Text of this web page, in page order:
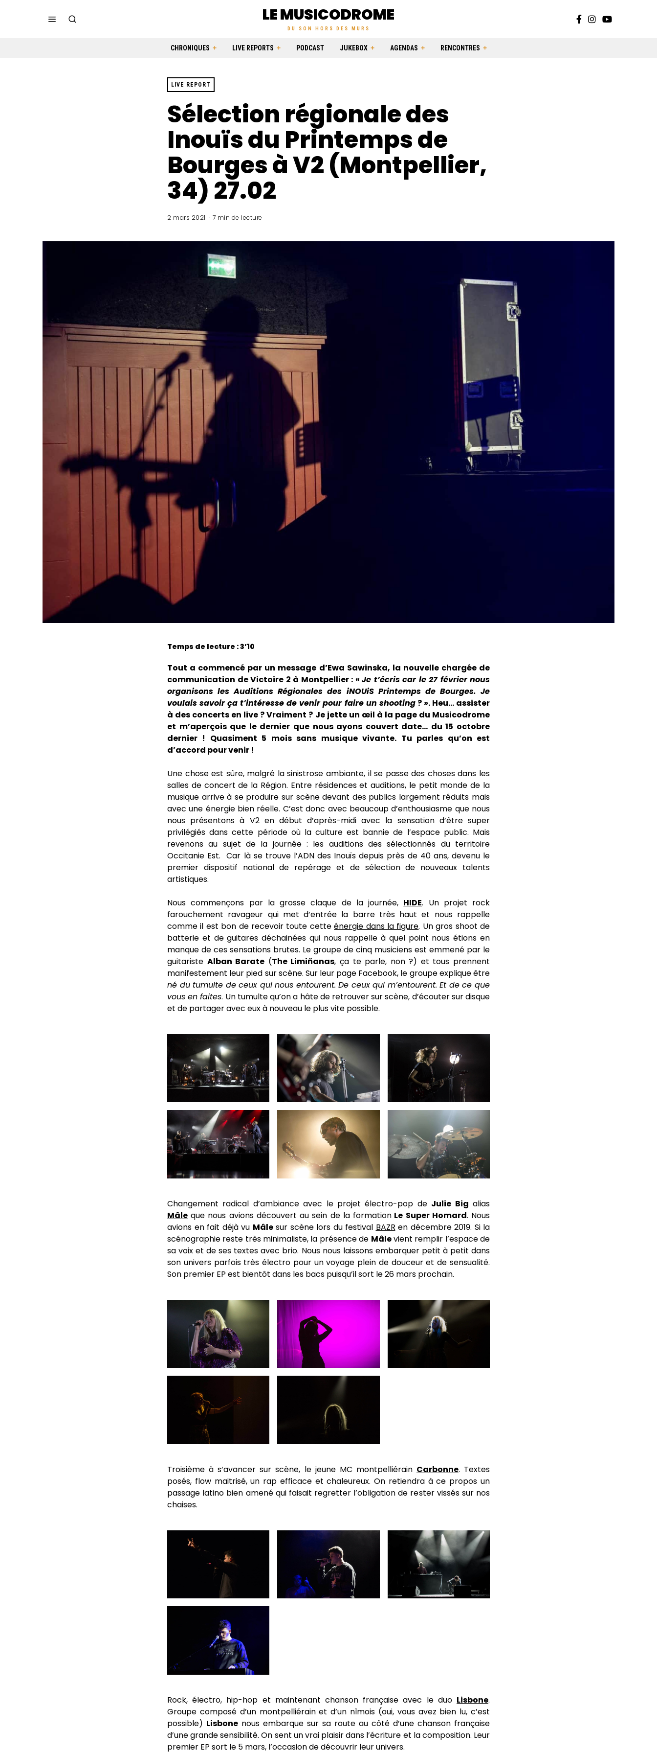
LE MUSICODROME
DU SON HORS DES MURS
CHRONIQUES LIVE REPORTS PODCAST JUKEBOX AGENDAS RENCONTRES
LIVE REPORT
Sélection régionale des
Inouïs du Printemps de
Bourges à V2 (Montpellier,
34) 27.02
2 mars 2021 7 min de lecture
Temps de lecture : 3’10
Tout a commencé par un message d’Ewa Sawinska, la nouvelle chargée de
communication de Victoire 2 à Montpellier : « Je t’écris car le 27 février nous
organisons les Auditions Régionales des iNOUiS Printemps de Bourges. Je
voulais savoir ça t’intéresse de venir pour faire un shooting? ». Heu… assister
à des concerts en live ? Vraiment ? Je jette un œil à la page du Musicodrome
et m’aperçois que le dernier que nous ayons couvert date… du 15 octobre
dernier ! Quasiment 5 mois sans musique vivante. Tu parles qu’on est
d’accord pour venir !
Une chose est sûre, malgré la sinistrose ambiante, il se passe des choses dans les
salles de concert de la Région. Entre résidences et auditions, le petit monde de la
musique arrive à se produire sur scène devant des publics largement réduits mais
avec une énergie bien réelle. C’est donc avec beaucoup d’enthousiasme que nous
nous présentons à V2 en début d’après-midi avec la sensation d’être super
privilégiés dans cette période où la culture est bannie de l’espace public. Mais
revenons au sujet de la journée : les auditions des sélectionnés du territoire
Occitanie Est. Car là se trouve l’ADN des Inouïs depuis près de 40 ans, devenu le
premier dispositif national de repérage et de sélection de nouveaux talents
artistiques.
Nous commençons par la grosse claque de la journée, HIDE. Un projet rock
farouchement ravageur qui met d’entrée la barre très haut et nous rappelle
comme il est bon de recevoir toute cetteénergie dans la figure. Un gros shoot de
batterie et de guitares déchainées qui nous rappelle à quel point nous étions en
manque de ces sensations brutes. Le groupe de cinq musiciens est emmené par le
guitariste Alban Barate (The Limiñanas, ça te parle, non ?) et tous prennent
manifestement leur pied sur scène. Sur leur page Facebook, le groupe expliqueêtre
né du tumulte de ceux qui nous entourent. De ceux qui m’entourent. Et de ce que
vous en faites. Un tumulte qu’on a hâte de retrouver sur scène, d’écouter sur disque
et de partager avec eux à nouveau le plus vite possible.
Changement radical d’ambiance avec le projet électro-pop de Julie Big alias
Mâle que nous avions découvert au sein de la formation Le Super Homard. Nous
avions en fait déjà vu Mâlesur scène lors du festival BAZR en décembre 2019. Si la
scénographie reste très minimaliste, la présence de Mâlevient remplir l’espace de
sa voix et de ses textes avec brio. Nous nous laissons embarquer petit à petit dans
son univers parfois très électro pour un voyage plein de douceur et de sensualité.
Son premier EP est bientôt dans les bacs puisqu’il sort le 26 mars prochain.
Troisième à s’avancer sur scène, le jeune MC montpelliérain Carbonne. Textes
posés, flow maitrisé, un rap efficace et chaleureux. On retiendra à ce propos un
passage latino bien amené qui faisait regretter l’obligation de rester vissés sur nos
chaises.
Rock, électro, hip-hop et maintenant chanson française avec le duo Lisbone.
Groupe composé d’un montpelliérain et d’un nîmois (oui, vous avez bien lu, c’est
possible) Lisbone nous embarque sur sa route au côté d’une chanson française
d’une grande sensibilité. On sent un vrai plaisir dans l’écriture et la composition. Leur
premier EP sort le 5 mars, l’occasion de découvrir leur univers.